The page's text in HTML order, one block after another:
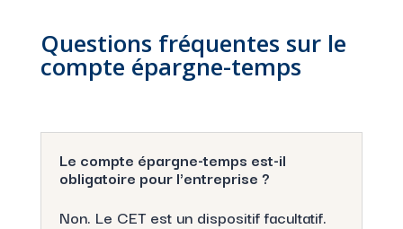
Questions fréquentes sur le
compte épargne-temps
Le compte épargne-temps est-il
obligatoire pour l'entreprise ?
Non. Le CET est un dispositif facultatif.